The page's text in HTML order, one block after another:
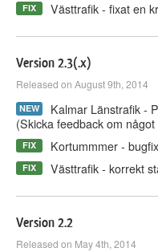
FIX Västtrafik - fixat en
Version 2.3(.x)
Released on August 9th, 2014
NEW
Kalmar Länstrafik -
(Skicka feedback om
FIX Kortummmer -
FIX Västtrafik - korrekt
Version 2.2
Released on May 4th, 2014